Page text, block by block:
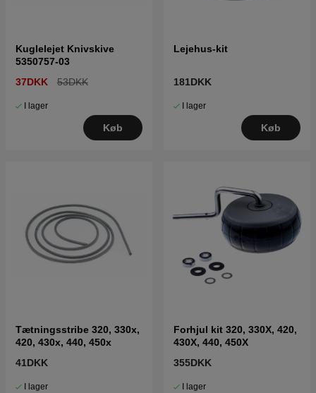
Kuglelejet Knivskive
5350757-03
37DKK
53DKK
I lager
Køb
Lejehus-kit
181DKK
I lager
Køb
Tætningsstribe 320, 330x,
420, 430x, 440, 450x
41DKK
I lager
Forhjul kit 320, 330X, 420,
430X, 440, 450X
355DKK
I lager